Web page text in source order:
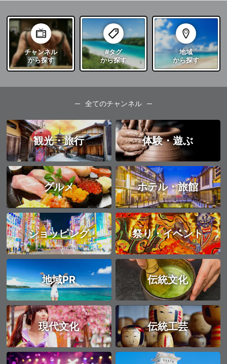
チャンネル
から探す
#タグ
から探す
地域
から探す
全てのチャンネル
観光・旅行 体験・遊ぶ
グルメ ホテル・旅館
ショッピング 祭り・イベント
地域PR 伝統文化
現代文化 伝統工芸